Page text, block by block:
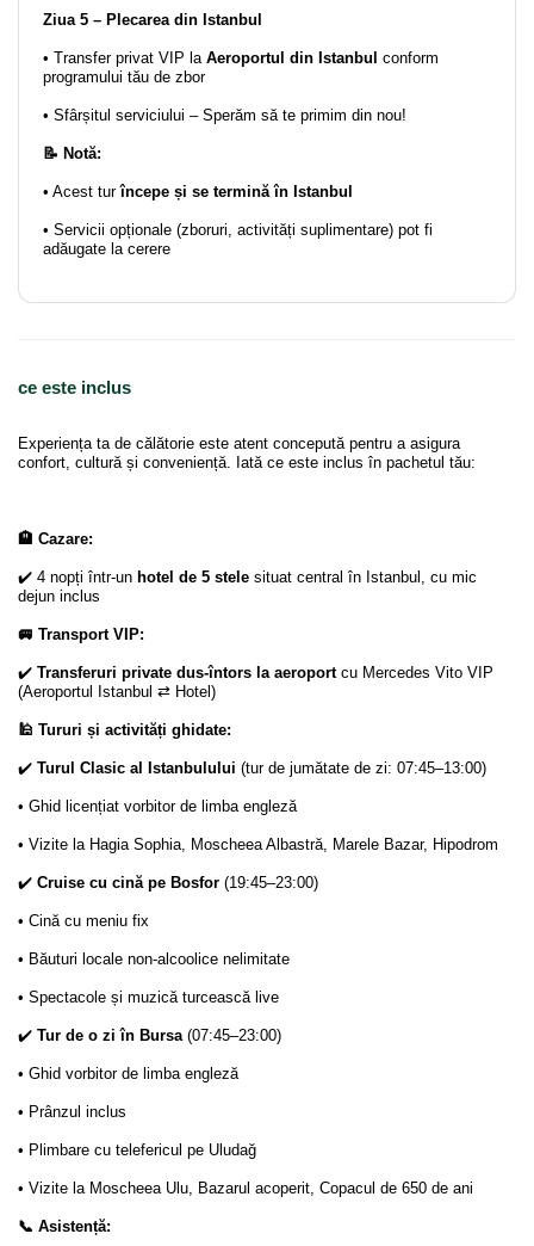
Ziua 5 – Plecarea din Istanbul
• Transfer privat VIP la Aeroportul din Istanbul conform
programului tău de zbor
• Sfârșitul serviciului – Sperăm să te primim din nou!
📝 Notă:
• Acest turîncepe și se termină în Istanbul
• Servicii opționale (zboruri, activități suplimentare) pot fi
adăugate la cerere
ce este inclus
Experiența ta de călătorie este atent concepută pentru a asigura
confort, cultură și conveniență. Iată ce este inclus în pachetul tău:
🏨 Cazare:
✔️ 4 nopți într-un hotel de 5 stele situat central în Istanbul, cu mic
dejun inclus
🚐 Transport VIP:
✔️ Transferuri private dus-întors la aeroportcu Mercedes Vito VIP
(Aeroportul Istanbul ⇄ Hotel)
🕌 Tururi și activități ghidate:
✔️ Turul Clasic al Istanbulului (tur de jumătate de zi: 07:45–13:00)
• Ghid licențiat vorbitor de limba engleză
• Vizite la Hagia Sophia, Moscheea Albastră, Marele Bazar, Hipodrom
✔️ Cruise cu cină pe Bosfor (19:45–23:00)
• Cină cu meniu fix
• Băuturi locale non-alcoolice nelimitate
• Spectacole și muzică turcească live
✔️ Tur de o zi în Bursa(07:45–23:00)
• Ghid vorbitor de limba engleză
• Prânzul inclus
• Plimbare cu telefericul pe Uludağ
• Vizite la Moscheea Ulu, Bazarul acoperit, Copacul de 650 de ani
📞 Asistență: